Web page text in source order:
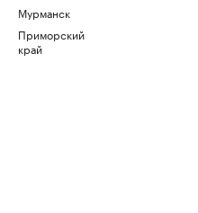
Мурманск
Приморский
край